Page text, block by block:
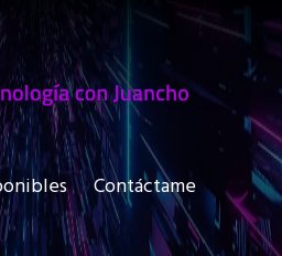
Contáctame